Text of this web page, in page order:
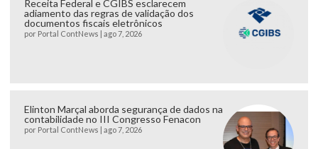
Receita Federal e CGIBS esclarecem
adiamento das regras de validação dos
documentos fiscais eletrônicos
por Portal ContNews ago 7, 2026
Elinton Marçal aborda segurança de dados na
contabilidade no III Congresso Fenacon
por Portal ContNews ago 7, 2026